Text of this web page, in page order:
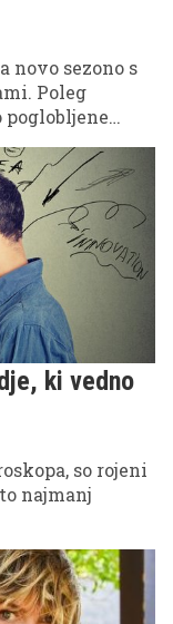
novo sezono s
Poleg
poglobljene
ki vedno
so rojeni
najmanj